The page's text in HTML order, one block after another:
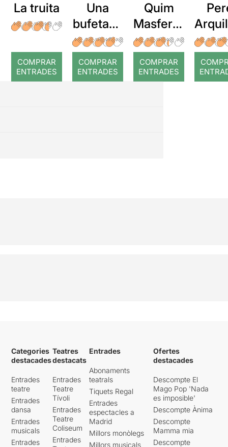
La truita
COMPRAR
ENTRADES
Una
bufetada
a temps
COMPRAR
ENTRADES
Quim
Masferre
r: Temps
COMPRAR
ENTRADES
:
Categories
destacades
Entrades
teatre
Entrades
dansa
Entrades
musicals
Entrades
Teatres
destacats
Entrades
Teatre
Tívoli
Entrades
Teatre
Coliseum
Entrades
Entrades
Abonaments
teatrals
Tiquets Regal
Entrades
espectacles a
Madrid
Millors monòlegs
Millors musicals
Ofertes
destacades
Descompte El
Mago Pop 'Nada
es imposible'
Descompte Ànima
Descompte
Mamma mia
Descompte